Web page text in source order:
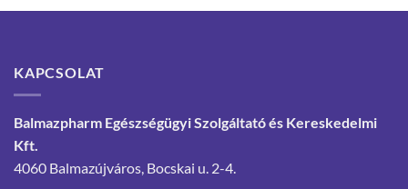
KAPCSOLAT
Balmazpharm Egészségügyi Szolgáltató és Kereskedelmi
Kft.
4060 Balmazújváros, Bocskai u. 2-4.